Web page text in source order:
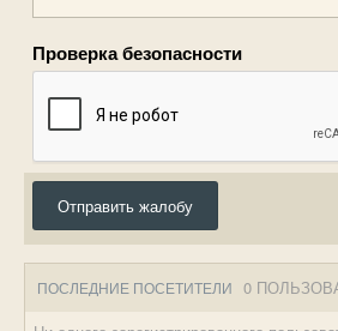
Проверка безопасности
Отправить жалобу
ПОСЛЕДНИЕ ПОСЕТИТЕЛИ 0